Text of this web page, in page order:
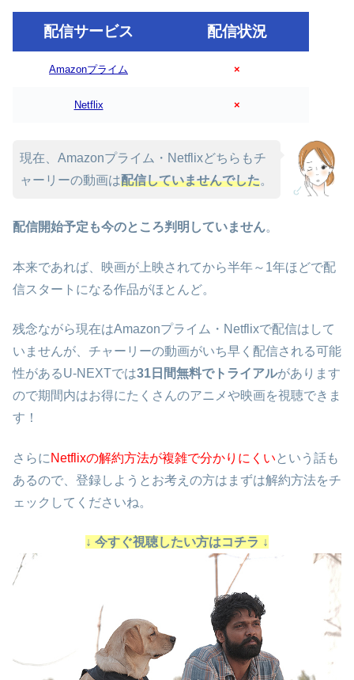
配信サービス 配信状況
Amazonプライム ×
Netflix ×
現在、Amazonプライム・Netflixどちらもチ
ャーリーの動画は配信していませんでした。
配信開始予定も今のところ判明していません。
本来であれば、映画が上映されてから半年～1年ほどで配
信スタートになる作品がほとんど。
残念ながら現在はAmazonプライム・Netflixで配信はして
いませんが、チャーリーの動画がいち早く配信される可能
性があるU-NEXTでは31日間無料でトライアルがあります
ので期間内はお得にたくさんのアニメや映画を視聴できま
す！
さらに Netflixの解約方法が複雑で分かりにくい という話も
あるので、登録しようとお考えの方はまずは解約方法をチ
ェックしてくださいね。
↓ 今すぐ視聴したい方はコチラ ↓